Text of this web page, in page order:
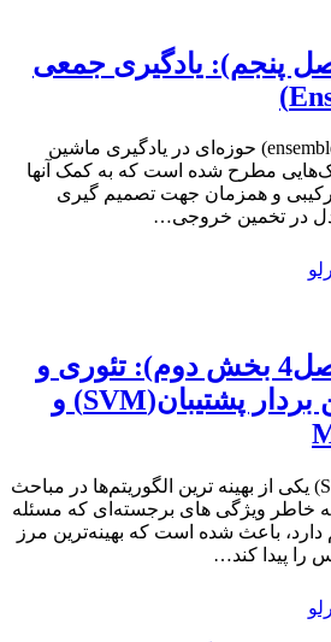
پنجم): یادگیری جمعی
یادگیری جمعی (ensemble learning) حوزه‌ای در یادگیری ماشین
مطرح شده است که به کمک آنها
و همزمان جهت تصمیم گیری
مدل در تخمین خروجی…
شناسایی الگو (فصل4 بخش دوم): تئوری و
پیاده‌سازی ماشین بردار پشتیبان(SVM) و
ماشین بردار پشتیبان(SVM) یکی از بهینه ترین الگوریتم‌ها در مباحث
خاطر ویژگی های برجسته‌ای که مسئله
دارد، باعث شده است که بهینه‌ترین مرز
را پیدا کند…